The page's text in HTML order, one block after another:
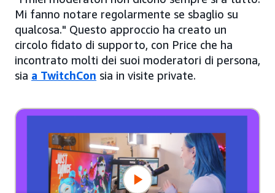
Mi fanno notare regolarmente se sbaglio su
qualcosa." Questo approccio ha creato un
circolo fidato di supporto, con Price che ha
incontrato molti dei suoi moderatori di persona,
sia a TwitchCon sia in visite private.